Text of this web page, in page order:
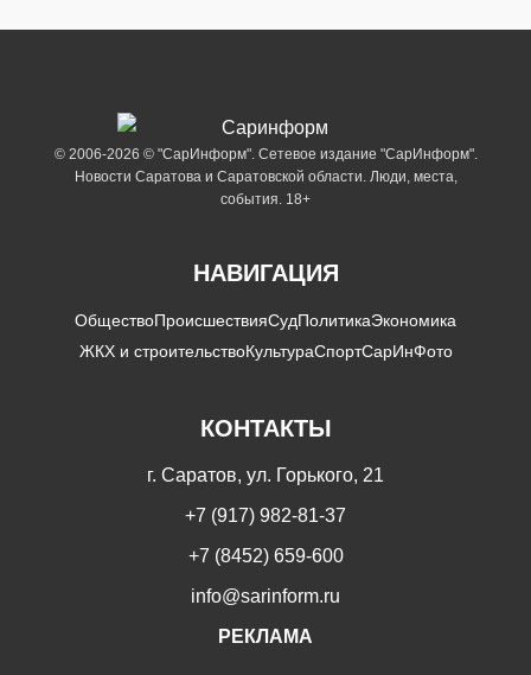
© 2006-2026 © "СарИнформ". Сетевое издание "СарИнформ".
Новости Саратова и Саратовской области. Люди, места,
события. 18+
НАВИГАЦИЯ
ОбществоПроисшествияСудПолитикаЭкономика
ЖКХ и строительствоКультураСпортСарИнФото
КОНТАКТЫ
г. Саратов, ул. Горького, 21
+7 (917) 982-81-37
+7 (8452) 659-600
info@sarinform.ru
РЕКЛАМА